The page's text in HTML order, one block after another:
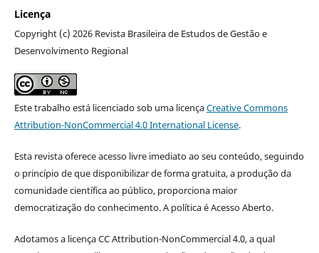
Licença
Copyright (c) 2026 Revista Brasileira de Estudos de Gestão e
Desenvolvimento Regional
Este trabalho está licenciado sob uma licençaCreative Commons
Attribution-NonCommercial 4.0 International License.
Esta revista oferece acesso livre imediato ao seu conteúdo, seguindo
o princípio de que disponibilizar de forma gratuita, a produção da
comunidade científica ao público, proporciona maior
democratização do conhecimento. A política é Acesso Aberto.
Adotamos a licença CC Attribution-NonCommercial 4.0, a qual